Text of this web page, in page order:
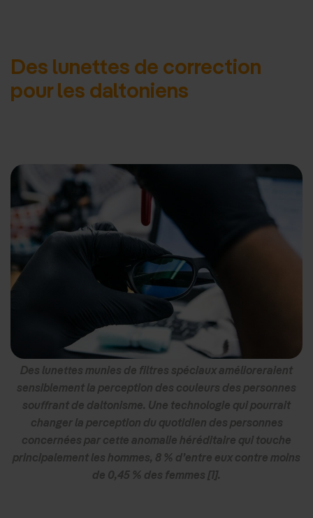
Des lunettes de correction
pour les daltoniens
Des lunettes munies de filtres spéciaux amélioreraient
sensiblement la perception des couleurs des personnes
souffrant de daltonisme. Une technologie qui pourrait
changer la perception du quotidien des personnes
concernées par cette anomalie héréditaire qui touche
principalement les hommes, 8 % d’entre eux contre moins
de 0,45 % des femmes [1].